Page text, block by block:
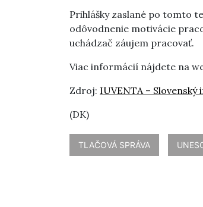
Prihlášky zaslané po tomto
odôvodnenie motivácie
uchádzač záujem pracovať.
Viac informácií nájdete na
Zdroj: IUVENTA –
(DK)
TLAČOVÁ SPRÁVA